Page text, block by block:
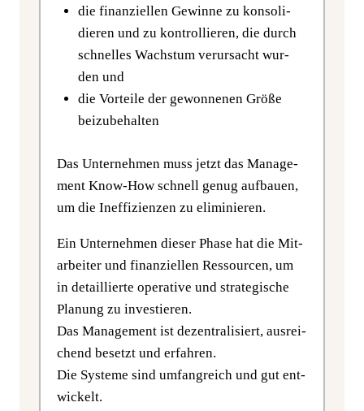
die finan­zi­el­len Gewin­ne zu kon­so­li­
die­ren und zu kon­trol­lie­ren, die durch
schnel­les Wachs­tum ver­ur­sacht wur­
den und
die Vor­tei­le der gewon­ne­nen Grö­ße
beizubehalten
Das Unter­neh­men muss jetzt das Manage­
ment Know-How schnell genug auf­bau­en,
um die Inef­fi­zi­en­zen zu eliminieren.
Ein Unter­neh­men die­ser Pha­se hat die Mit­
ar­bei­ter und finan­zi­el­len Res­sour­cen, um
in detail­lier­te ope­ra­ti­ve und stra­te­gi­sche
Pla­nung zu inves­tie­ren.
Das Manage­ment ist dezen­tra­li­siert, aus­rei­
chend besetzt und erfah­ren.
Die Sys­te­me sind umfang­reich und gut ent­
wi­ckelt.